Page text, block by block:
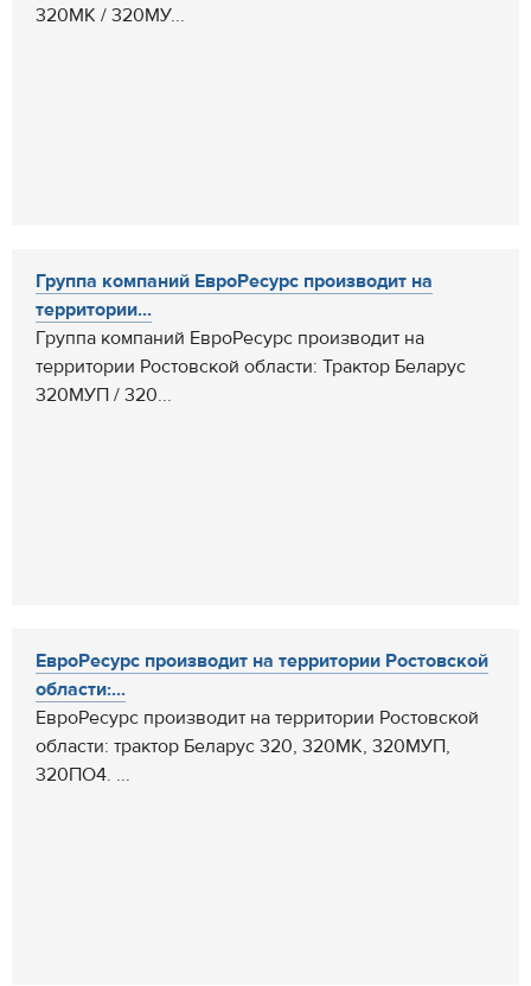
320МК / 320МУ...
Группа компаний ЕвроРесурс производит на
территории...
Группа компаний ЕвроРесурс производит на
территории Ростовской области: Трактор Беларус
320МУП / 320...
ЕвроРесурс производит на территории Ростовской
области:...
ЕвроРесурс производит на территории Ростовской
области: трактор Беларус 320, 320МК, 320МУП,
320ПО4. ...